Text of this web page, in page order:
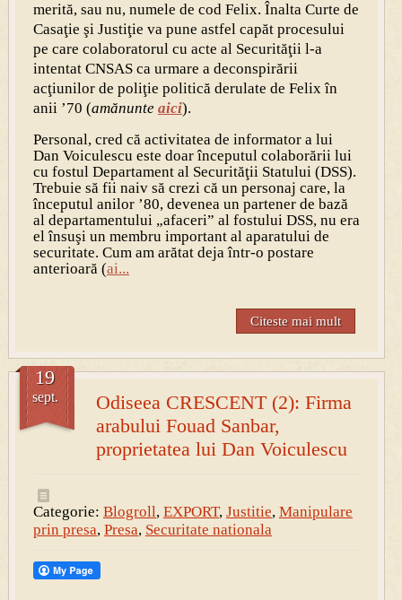
merită, sau nu, numele de cod Felix. Înalta Curte de
Casaţie şi Justiţie va pune astfel capăt procesului
pe care colaboratorul cu acte al Securităţii l-a
intentat CNSAS ca urmare a deconspirării
acţiunilor de poliţie politică derulate de Felix în
anii ’70 (amănunte aici).
Personal, cred că activitatea de informator a lui
Dan Voiculescu este doar începutul colaborării lui
cu fostul Departament al Securităţii Statului (DSS).
Trebuie să fii naiv să crezi că un personaj care, la
începutul anilor ’80, devenea un partener de bază
al departamentului „afaceri” al fostului DSS, nu era
el însuşi un membru important al aparatului de
securitate. Cum am arătat deja într-o postare
anterioară (ai...
Citeste mai mult
Odiseea CRESCENT (2): Firma
arabului Fouad Sanbar,
proprietatea lui Dan Voiculescu
19
sept.
Categorie: Blogroll, EXPORT, Justitie, Manipulare
prin presa, Presa, Securitate nationala